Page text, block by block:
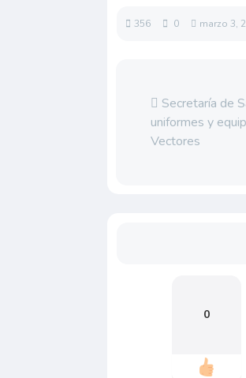
356 0 marzo 3,
Secretaría de
uniformes y
Vectores
0